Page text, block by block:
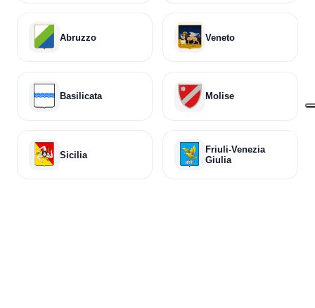
Abruzzo Veneto
Basilicata Molise
Sicilia
Friuli-Venezia
Giulia